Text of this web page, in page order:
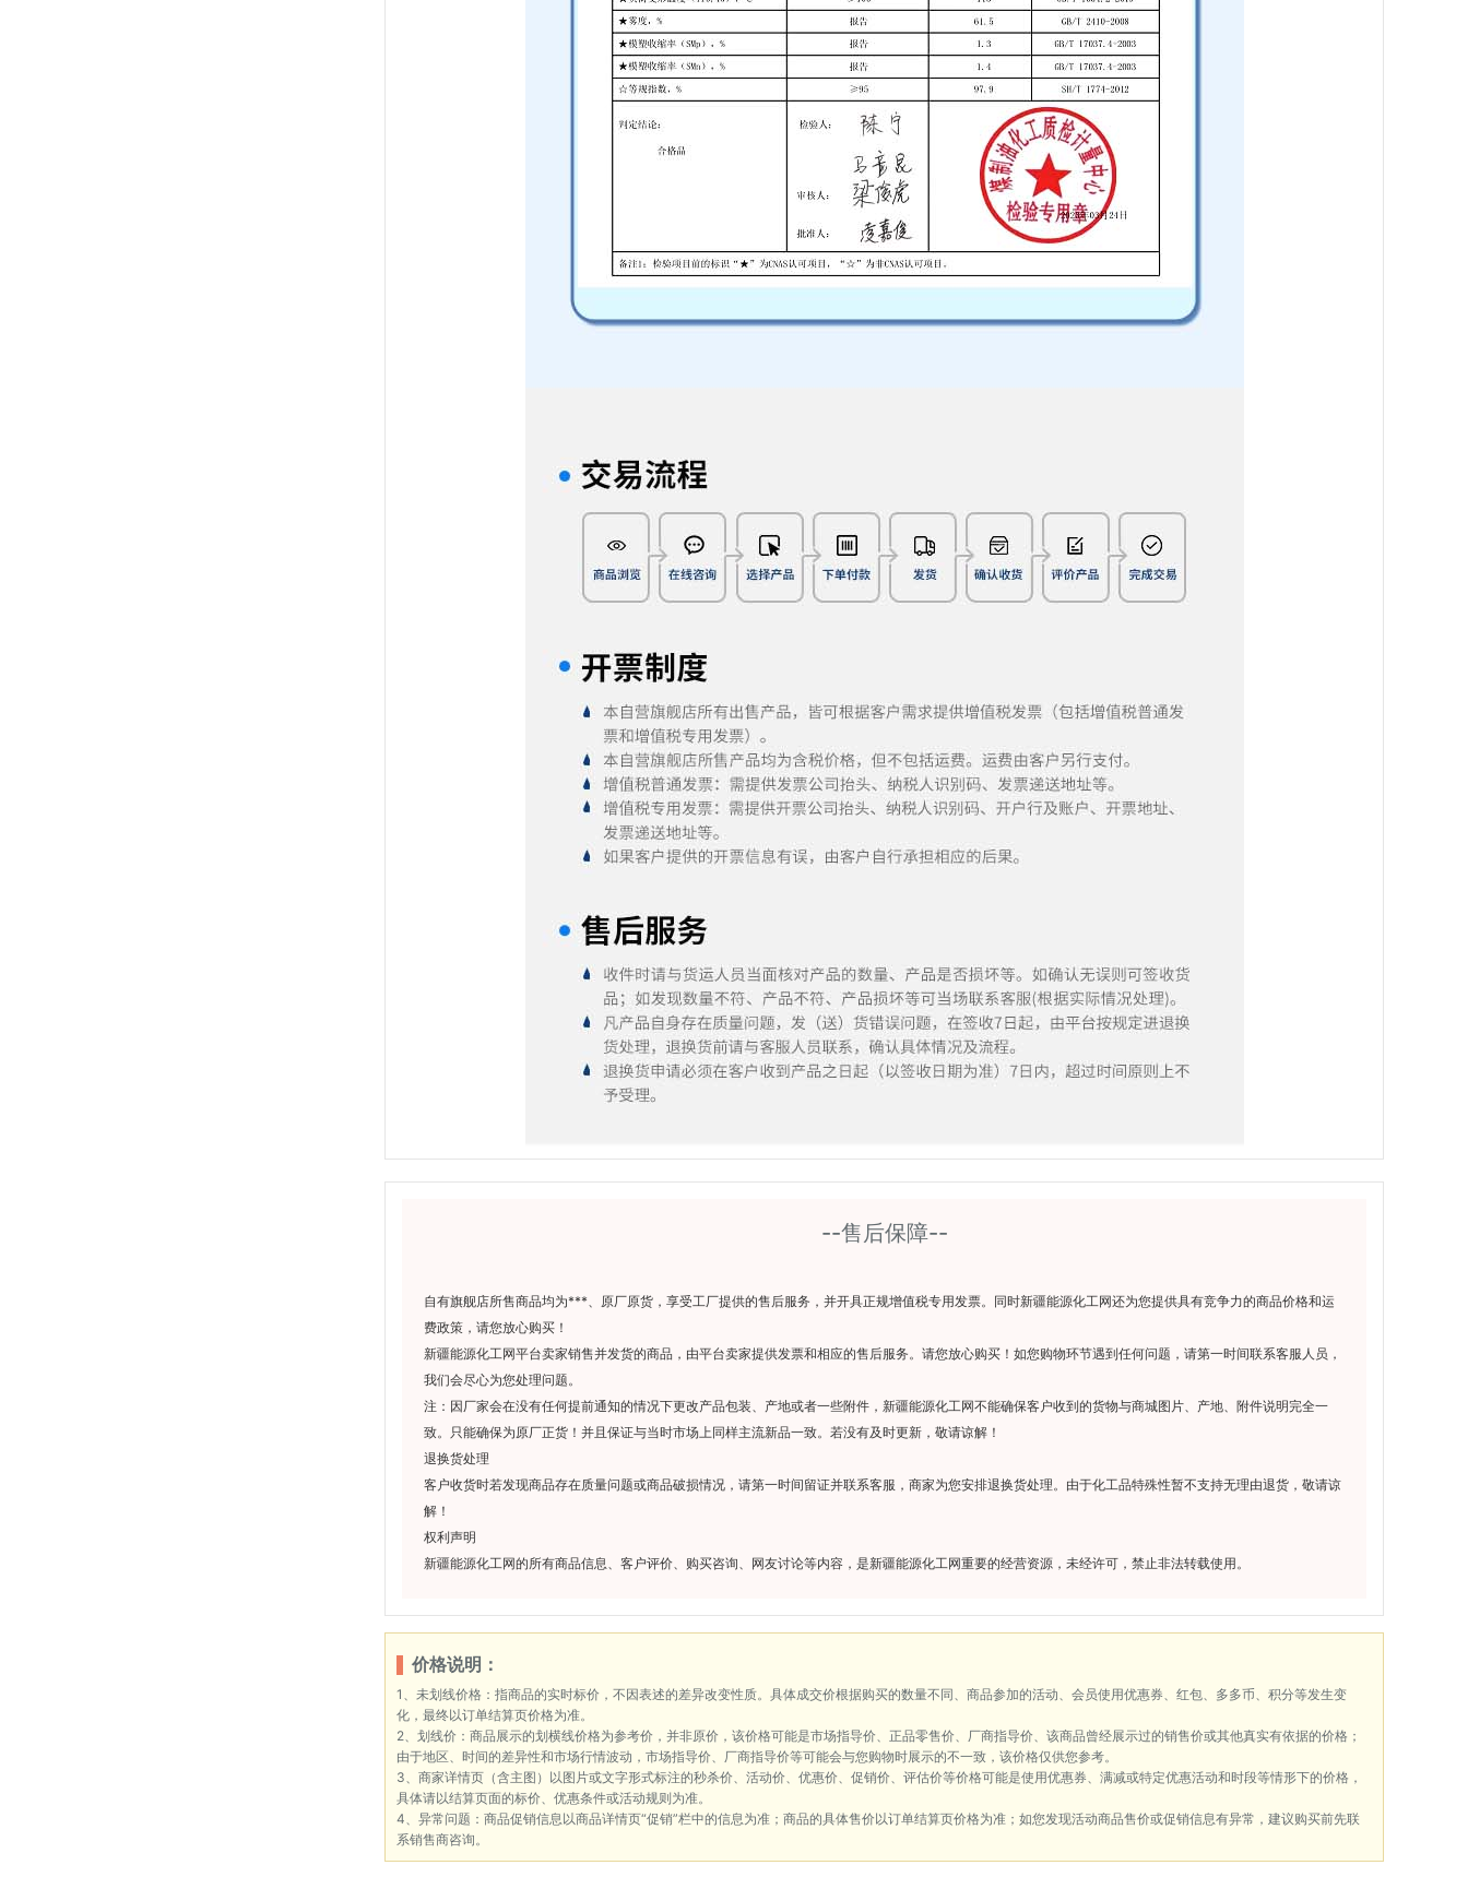
--售后保障--
自有旗舰店所售商品均为***、原厂原货，享受工厂提供的售后服务，并开具正规增值税专用发票。同时新疆能源化工网还为您提供具有竞争力的商品价格和运
费政策，请您放心购买！
新疆能源化工网平台卖家销售并发货的商品，由平台卖家提供发票和相应的售后服务。请您放心购买！如您购物环节遇到任何问题，请第一时间联系客服人员，
我们会尽心为您处理问题。
注：因厂家会在没有任何提前通知的情况下更改产品包装、产地或者一些附件，新疆能源化工网不能确保客户收到的货物与商城图片、产地、附件说明完全一
致。只能确保为原厂正货！并且保证与当时市场上同样主流新品一致。若没有及时更新，敬请谅解！
退换货处理
客户收货时若发现商品存在质量问题或商品破损情况，请第一时间留证并联系客服，商家为您安排退换货处理。由于化工品特殊性暂不支持无理由退货，敬请谅
解！
权利声明
新疆能源化工网的所有商品信息、客户评价、购买咨询、网友讨论等内容，是新疆能源化工网重要的经营资源，未经许可，禁止非法转载使用。
价格说明：
1、未划线价格：指商品的实时标价，不因表述的差异改变性质。具体成交价根据购买的数量不同、商品参加的活动、会员使用优惠券、红包、多多币、积分等发生变
化，最终以订单结算页价格为准。
2、划线价：商品展示的划横线价格为参考价，并非原价，该价格可能是市场指导价、正品零售价、厂商指导价、该商品曾经展示过的销售价或其他真实有依据的价格；
由于地区、时间的差异性和市场行情波动，市场指导价、厂商指导价等可能会与您购物时展示的不一致，该价格仅供您参考。
3、商家详情页（含主图）以图片或文字形式标注的秒杀价、活动价、优惠价、促销价、评估价等价格可能是使用优惠券、满减或特定优惠活动和时段等情形下的价格，
具体请以结算页面的标价、优惠条件或活动规则为准。
4、异常问题：商品促销信息以商品详情页“促销”栏中的信息为准；商品的具体售价以订单结算页价格为准；如您发现活动商品售价或促销信息有异常，建议购买前先联
系销售商咨询。